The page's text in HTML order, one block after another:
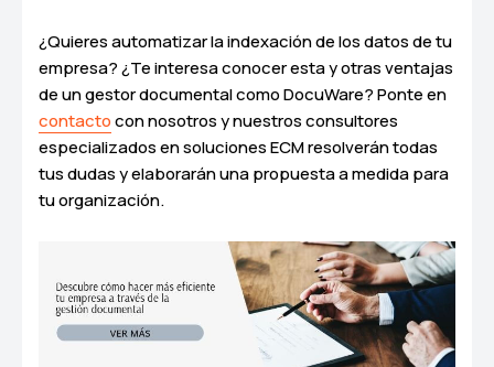
¿Quieres automatizar la indexación de los datos de tu
empresa? ¿Te interesa conocer esta y otras ventajas
de un gestor documental como DocuWare? Ponte en
contactocon nosotros y nuestros consultores
especializados en soluciones ECM resolverán todas
tus dudas y elaborarán una propuesta a medida para
tu organización.